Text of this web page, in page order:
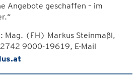
Angebote geschaffen – im
Mag. (FH) Markus Steinmaßl,
9000-19619, E-Mail